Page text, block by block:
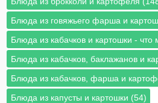
Блюда из говяжьего фарша и
Блюда из кабачков и картошки - что
Блюда из кабачков, баклажанов и
Блюда из кабачков, фарша и
Блюда из капусты и картошки (54)